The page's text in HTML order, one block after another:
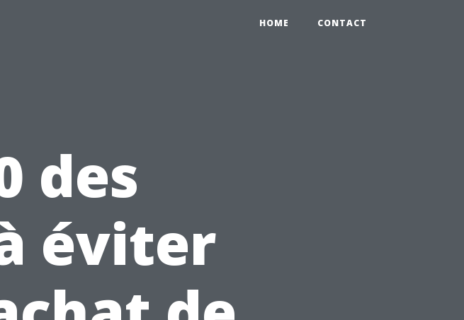
HOME CONTACT
des
éviter